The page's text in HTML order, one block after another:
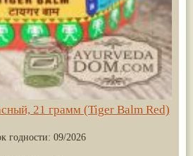
21 грамм (Tiger Balm Red)
годности: 09/2026